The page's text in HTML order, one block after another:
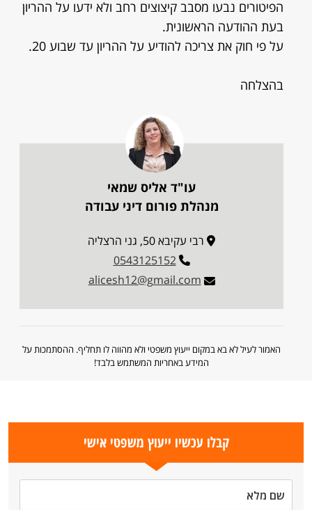
הפיטורים נבעו מסבב קיצוצים רחב ולא ידעו על ההריון
בעת ההודעה הראשונית.
על פי חוק את צריכה להודיע על ההריון עד שבוע 20.
בהצלחה
עו"ד אליס שמאי
מנהלת פורום דיני עבודה
רבי עקיבא 50, גני הרצליה
0543125152
alicesh12@gmail.com
האמור לעיל לא בא במקום ייעוץ משפטי ולא מהווה לו תחליף. ההסתמכות על
המידע באחריות המשתמש בלבד!
קבלו עכשיו ייעוץ משפטי אישי